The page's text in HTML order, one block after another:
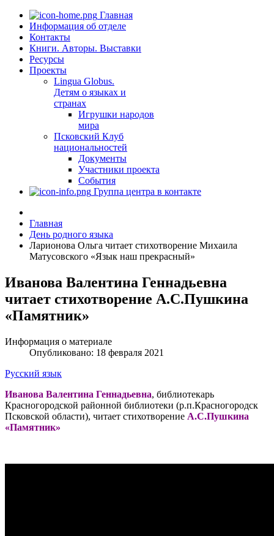
Главная
Информация об отделе
Контакты
Книги. Авторы. Выставки
Ресурсы
Проекты
Lingua Globus.
Детям о языках и
странах
Игрушки народов
мира
Псковский Клуб
национальностей
Документы
Участники проекта
События
Группа центра в контакте
Главная
День родного языка
Ларионова Ольга читает стихотворение Михаила
Матусовского «Язык наш прекрасный»
Иванова Валентина Геннадьевна
читает стихотворение А.С.Пушкина
«Памятник»
Информация о материале
Опубликовано: 18 февраля 2021
Русский язык
Иванова Валентина Геннадьевна, библиотекарь
Красногородской районной библиотеки (р.п.Красногородск
Псковской области), читает стихотворение А.С.Пушкина
«Памятник»